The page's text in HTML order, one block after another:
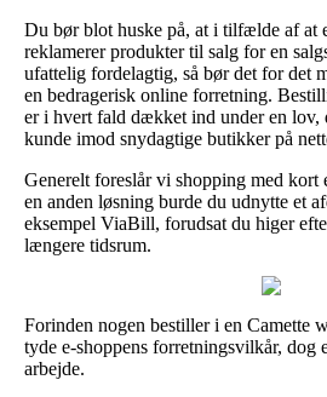
Du bør blot huske på, at i tilfælde af at
reklamerer produkter til salg for en
ufattelig fordelagtig, så bør det for det
en bedragerisk online forretning.
er i hvert fald dækket ind under en lov,
kunde imod snydagtige butikker på
Generelt foreslår vi shopping med kort
en anden løsning burde du udnytte et
eksempel ViaBill, forudsat du higer
længere tidsrum.
Forinden nogen bestiller i en Camette
tyde e-shoppens forretningsvilkår, dog
arbejde.